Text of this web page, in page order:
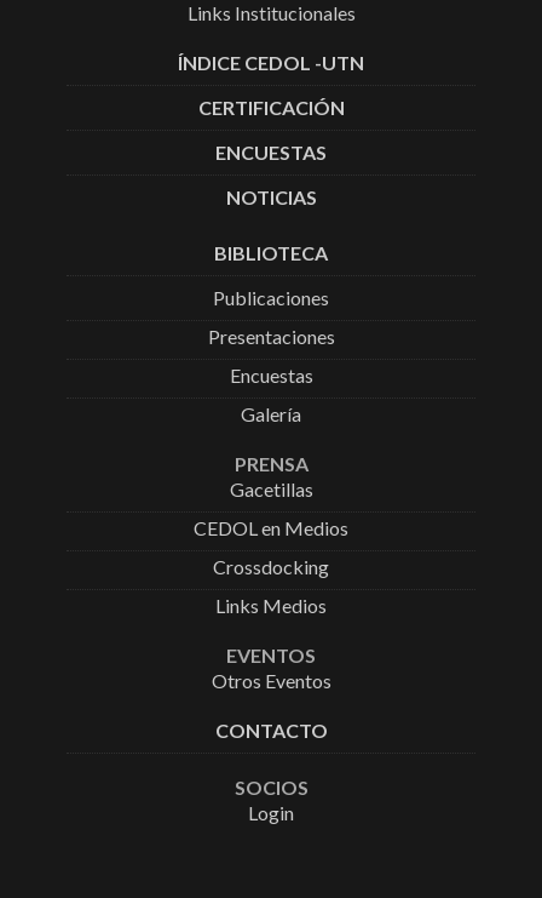
Links Institucionales
ÍNDICE CEDOL -UTN
CERTIFICACIÓN
ENCUESTAS
NOTICIAS
BIBLIOTECA
Publicaciones
Presentaciones
Encuestas
Galería
PRENSA
Gacetillas
CEDOL en Medios
Crossdocking
Links Medios
EVENTOS
Otros Eventos
CONTACTO
SOCIOS
Login